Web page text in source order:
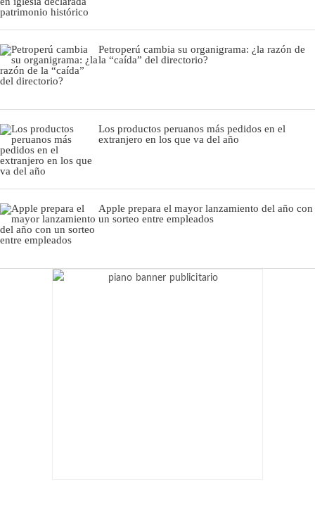
Petroperú cambia su organigrama: ¿la razón de
la “caída” del directorio?
Los productos peruanos más pedidos en el
extranjero en los que va del año
Apple prepara el mayor lanzamiento del año con
un sorteo entre empleados